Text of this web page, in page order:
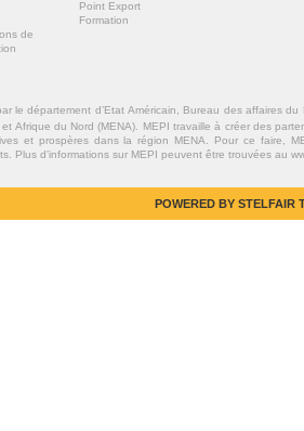
de
Point Export
Formation
le département d’Etat Américain, Bureau des affaires
Afrique du Nord (MENA). MEPI travaille à créer des
et prospères dans la région MENA. Pour ce faire,
Plus d’informations sur MEPI peuvent être trouvées au
POWERED BY STELFAIR